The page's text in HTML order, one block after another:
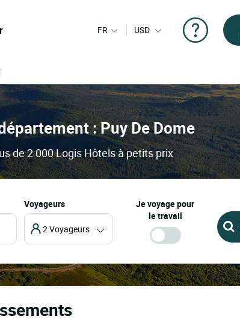
FR USD
: Puy De Dome
de 2 000 Logis Hôtels à petits prix
Voyageurs
2 Voyageurs
Je voyage pour
le travail